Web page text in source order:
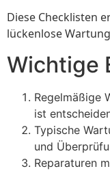
Diese Checklisten
lückenlose
Wichtige
Regelmäßige
ist
Typische
und
Reparaturen